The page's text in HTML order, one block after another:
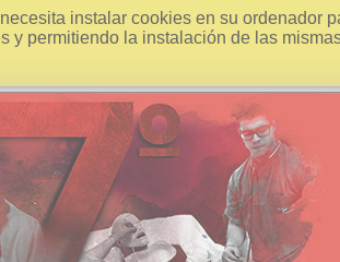
instalar cookies en su ordenador
y permitiendo la instalación de las